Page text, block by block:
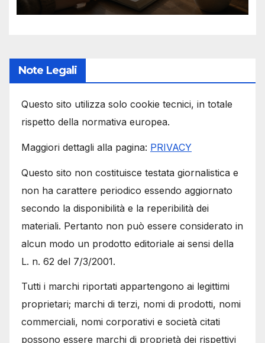
Note Legali
Questo sito utilizza solo cookie tecnici, in totale
rispetto della normativa europea.
Maggiori dettagli alla pagina: PRIVACY
Questo sito non costituisce testata giornalistica e
non ha carattere periodico essendo aggiornato
secondo la disponibilità e la reperibilità dei
materiali. Pertanto non può essere considerato in
alcun modo un prodotto editoriale ai sensi della
L. n. 62 del 7/3/2001.
Tutti i marchi riportati appartengono ai legittimi
proprietari; marchi di terzi, nomi di prodotti, nomi
commerciali, nomi corporativi e società citati
possono essere marchi di proprietà dei rispettivi